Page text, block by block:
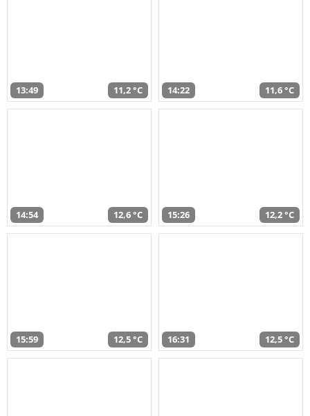
13:49 11,2 °C 14:22 11,6 °C
14:54 12,6 °C 15:26 12,2 °C
15:59 12,5 °C 16:31 12,5 °C